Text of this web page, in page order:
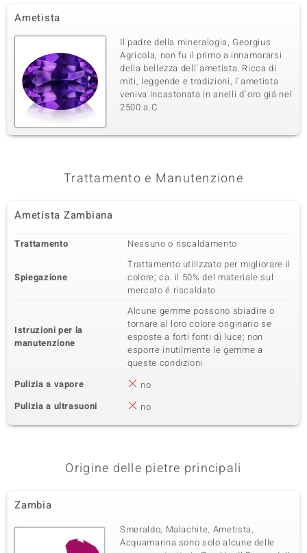
Ametista
Il padre della mineralogia, Georgius
Agricola, non fu il primo a innamorarsi
della bellezza dell´ametista. Ricca di
miti, leggende e tradizioni, l´ametista
veniva incastonata in anelli d´oro giá nel
2500 a.C.
Trattamento e Manutenzione
Ametista Zambiana
Trattamento Nessuno o riscaldamento
Spiegazione
Trattamento utilizzato per migliorare il
colore; ca. il 50% del materiale sul
mercato é riscaldato
Istruzioni per la
manutenzione
Alcune gemme possono sbiadire o
tornare al loro colore originario se
esposte a forti fonti di luce; non
esporre inutilmente le gemme a
queste condizioni
Pulizia a vapore
no
Pulizia a ultrasuoni
no
Origine delle pietre principali
Zambia
Smeraldo, Malachite, Ametista,
Acquamarina sono solo alcune delle